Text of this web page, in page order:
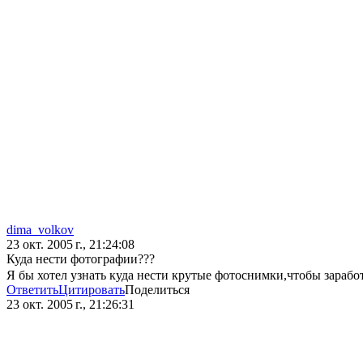
dima_volkov
23 окт. 2005 г., 21:24:08
Куда нести фотографии???
Я бы хотел узнать куда нести крутые фотоснимки,чтобы
ОтветитьЦитироватьПоделиться
23 окт. 2005 г., 21:26:31